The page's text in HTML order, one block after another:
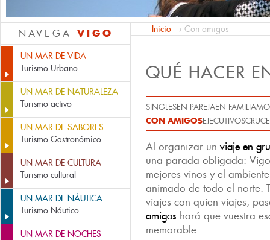
NAVEGA VIGO
UN MAR DE VIDA
Turismo Urbano
UN MAR DE NATURALEZA
Turismo activo
UN MAR DE SABORES
Turismo Gastronómico
UN MAR DE CULTURA
Turismo cultural
UN MAR DE NÁUTICA
Turismo Náutico
UN MAR DE NOCHES
Inicio → Con amigos
QUÉ HACER
SINGLESEN PAREJAEN FAMILIA
CON AMIGOSEJECUTIVOS
Al organizar un viaje en
una parada obligada:
mejores vinos y el
animado de todo el norte.
viajes con quien viajes,
amigos hará que vuestra
memorable.